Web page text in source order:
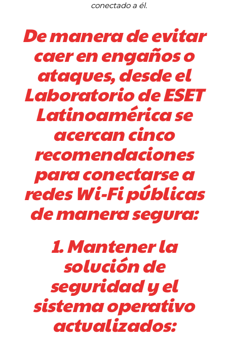
conectado a él.
De manera de evitar
caer en engaños o
ataques, desde el
Laboratorio de ESET
Latinoamérica se
acercan cinco
recomendaciones
para conectarse a
redes Wi-Fi públicas
de manera segura:
1. Mantener la
solución de
seguridad y el
sistema operativo
actualizados: